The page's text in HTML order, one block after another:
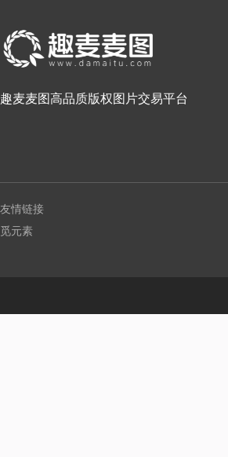
趣麦麦图高品质版权图片交易平台
友情链接
觅元素